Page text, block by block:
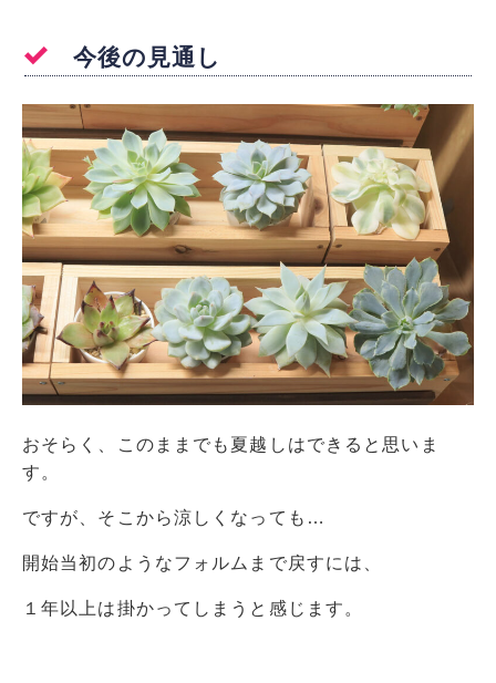
今後の見通し
おそらく、このままでも夏越しはできると思いま
す。
ですが、そこから涼しくなっても…
開始当初のようなフォルムまで戻すには、
１年以上は掛かってしまうと感じます。